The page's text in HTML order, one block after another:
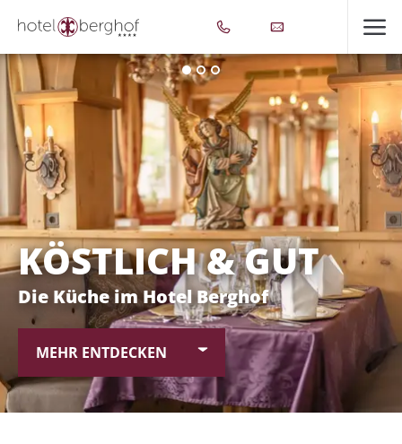
KÖSTLICH & GUT
Die Küche im Hotel Berghof
MEHR ENTDECKEN